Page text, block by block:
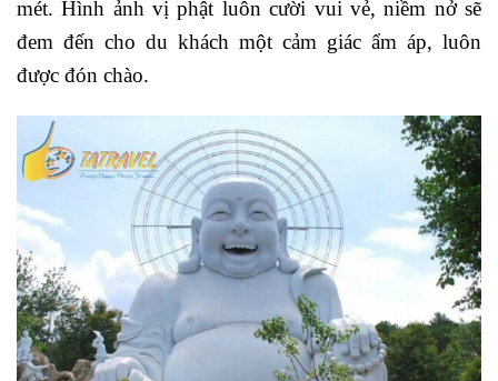
mét. Hình ảnh vị phật luôn cười vui vẻ, niềm nở sẽ
đem đến cho du khách một cảm giác ẩm áp, luôn
được đón chào.